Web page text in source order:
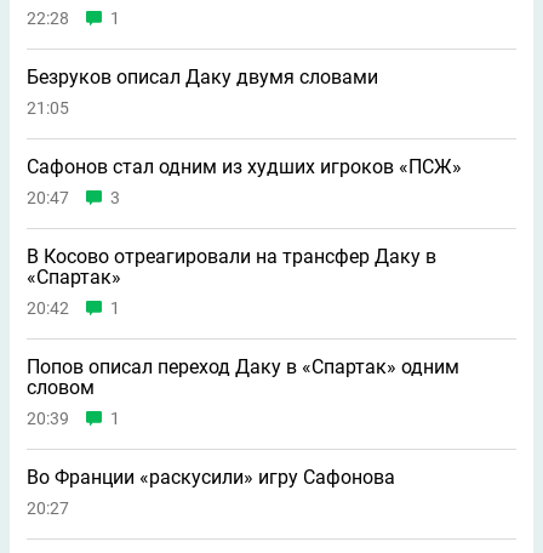
22:28 1
Безруков описал Даку двумя словами
21:05
Сафонов стал одним из худших игроков «ПСЖ»
20:47 3
В Косово отреагировали на трансфер Даку в
«Спартак»
20:42 1
Попов описал переход Даку в «Спартак» одним
словом
20:39 1
Во Франции «раскусили» игру Сафонова
20:27